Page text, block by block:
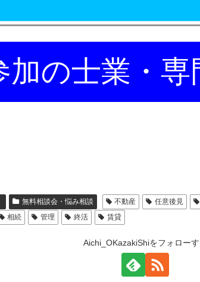
加の士業・専
無料相談会・悩み相談 不動産 任意後見
相続 管理 終活 賃貸
Aichi_OKazakiShiをフォローす